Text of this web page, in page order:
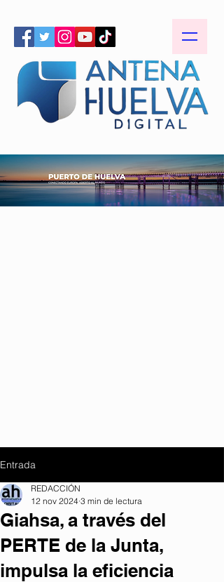
Entrada
Giahsa, a través del
PERTE de la Junta,
impulsa la eficiencia
REDACCIÓN
12 nov 2024 3 min de lectura